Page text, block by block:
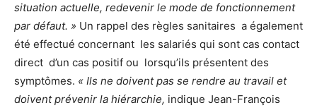
situation actuelle, redevenir le mode de fonctionnement
par défaut. » Un rappel des règles sanitaires a également
été effectué concernant les salariés qui sont cas contact
direct d’un cas positif ou lorsqu’ils présentent des
symptômes. « Ils ne doivent pas se rendre au travail et
doivent prévenir la hiérarchie, indique Jean-François